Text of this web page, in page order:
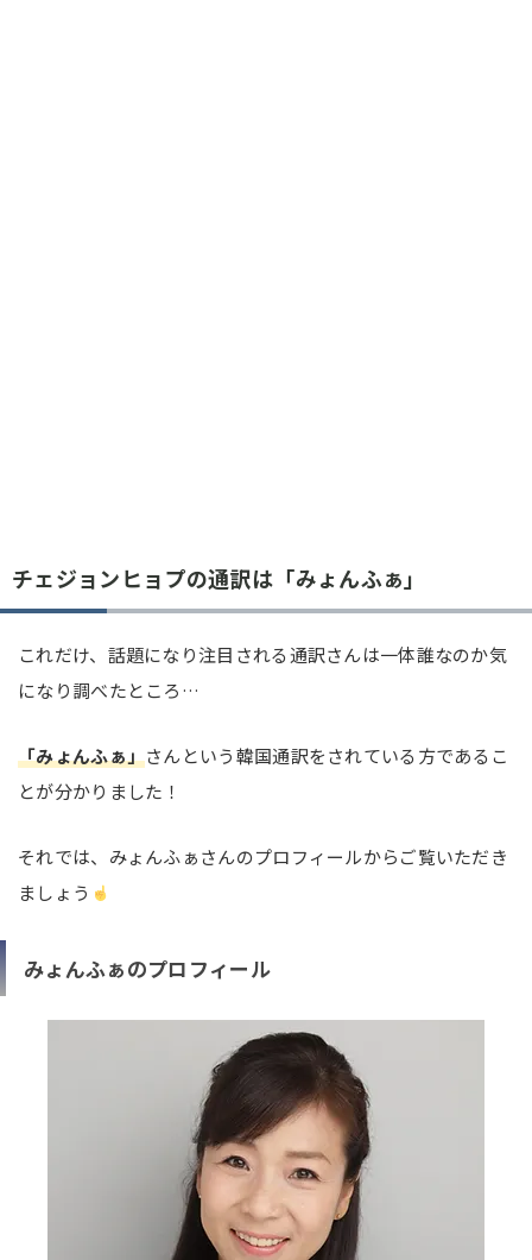
チェジョンヒョプの通訳は「みょんふぁ」
これだけ、話題になり注目される通訳さんは一体誰なのか気
になり調べたところ…
「みょんふぁ」さんという韓国通訳をされている方であるこ
とが分かりました！
それでは、みょんふぁさんのプロフィールからご覧いただき
ましょう
みょんふぁのプロフィール